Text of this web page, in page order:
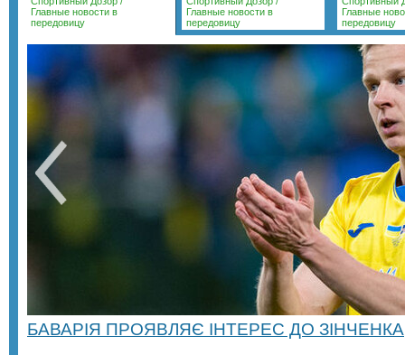
Главные новости в
передовицу
Главные новости в
передовицу
Главные
передовицу
БАВАРІЯ ПРОЯВЛЯЄ ІНТЕРЕС ДО ЗІНЧЕНКА